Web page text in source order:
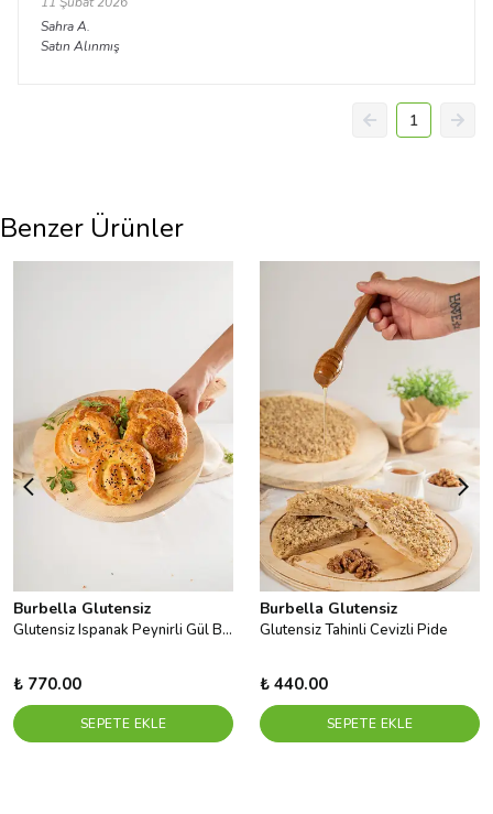
SahraA.
Satın Alınmış
1
Benzer Ürünler
Burbella Glutensiz
Glutensiz Ispanak Peynirli Gül Böreği 150gr X 6ad
₺ 770.00
SEPETE EKLE
Burbella Glutensiz
Glutensiz Tahinli Cevizli Pide
₺ 440.00
SEPETE EKLE